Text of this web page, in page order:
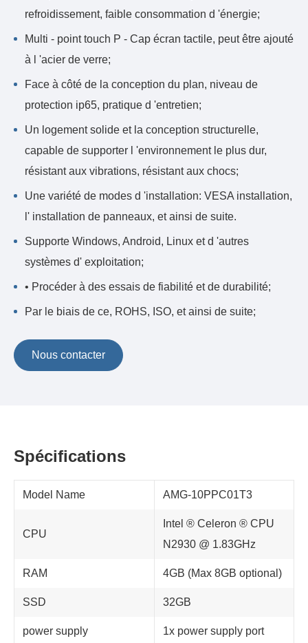
refroidissement, faible consommation d 'énergie;
Multi - point touch P - Cap écran tactile, peut être ajouté
à l 'acier de verre;
Face à côté de la conception du plan, niveau de
protection ip65, pratique d 'entretien;
Un logement solide et la conception structurelle,
capable de supporter l 'environnement le plus dur,
résistant aux vibrations, résistant aux chocs;
Une variété de modes d 'installation: VESA installation,
l' installation de panneaux, et ainsi de suite.
Supporte Windows, Android, Linux et d 'autres
systèmes d' exploitation;
• Procéder à des essais de fiabilité et de durabilité;
Par le biais de ce, ROHS, ISO, et ainsi de suite;
Nous contacter
Spécifications
Model Name AMG-10PPC01T3
CPU
Intel ® Celeron ® CPU
N2930 @ 1.83GHz
RAM 4GB (Max 8GB optional)
SSD 32GB
power supply 1x power supply port